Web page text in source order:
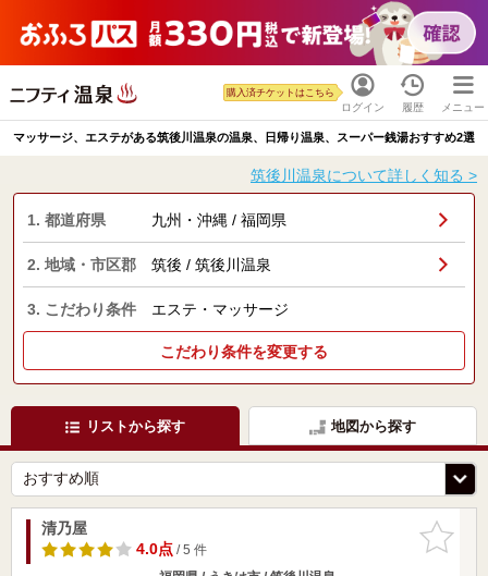
ログイン
購入済チケットはこちら
履歴 メニュー
マッサージ、エステがある筑後川温泉の温泉、日帰り温泉、スーパー銭湯おすすめ2選
筑後川温泉について詳しく知る >
1. 都道府県 九州・沖縄 / 福岡県
2. 地域・市区郡 筑後 / 筑後川温泉
3. こだわり条件 エステ・マッサージ
こだわり条件を変更する
リストから探す 地図から探す
お気に入
りに追加
清乃屋
4.0点/ 5 件